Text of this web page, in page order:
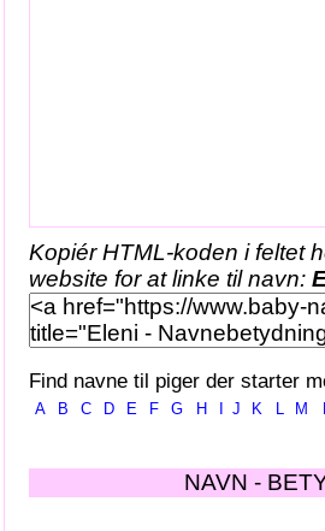
Kopiér HTML-koden i feltet
website for at linke til navn:
Find navne til piger der starter
A B C D E F G H J K L M
NAVN -